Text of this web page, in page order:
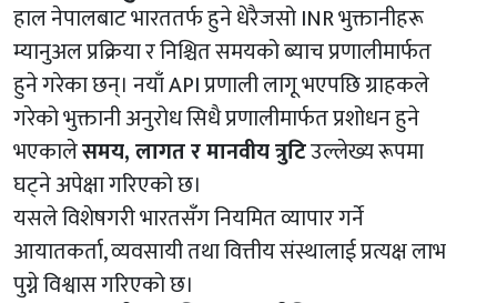
हाल नेपालबाट भारततर्फ हुने धेरैजसो INR भुक्तानीहरू
म्यानुअल प्रक्रिया र निश्चित समयको ब्याच प्रणालीमार्फत
हुने गरेका छन्। नयाँ API प्रणाली लागू भएपछि ग्राहकले
गरेको भुक्तानी अनुरोध सिधै प्रणालीमार्फत प्रशोधन हुने
भएकालेसमय, लागत र मानवीय त्रुटिउल्लेख्य रूपमा
घट्ने अपेक्षा गरिएको छ।
यसले विशेषगरी भारतसँग नियमित व्यापार गर्ने
आयातकर्ता, व्यवसायी तथा वित्तीय संस्थालाई प्रत्यक्ष लाभ
पुग्ने विश्वास गरिएको छ।